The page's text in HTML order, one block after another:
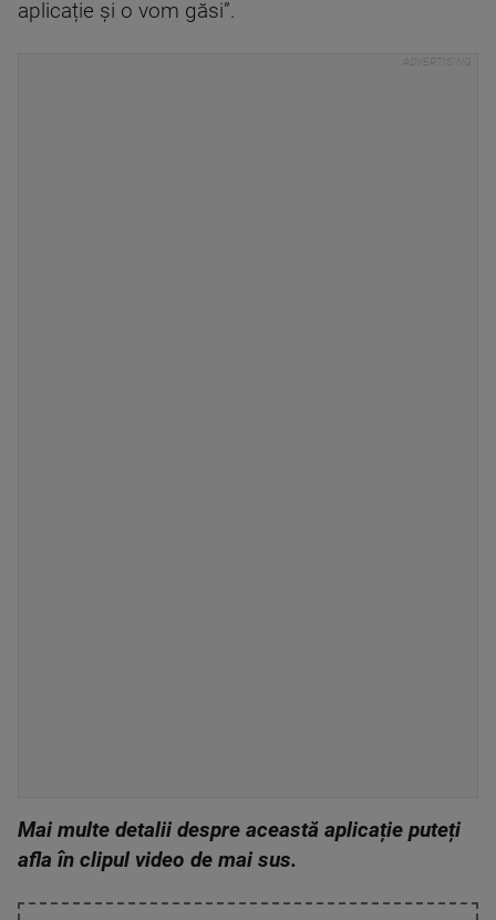
aplicație și o vom găsi”.
Mai multe detalii despre această aplicație puteți
afla în clipul video de mai sus.